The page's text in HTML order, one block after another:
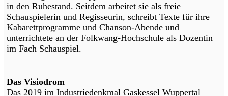
in den Ruhestand. Seitdem arbeitet sie als freie
Schauspielerin und Regisseurin, schreibt Texte für ihre
Kabarettprogramme und Chanson-Abende und
unterrichtete an der Folkwang-Hochschule als Dozentin
im Fach Schauspiel.
Das Visiodrom
Das 2019 im Industriedenkmal Gaskessel Wuppertal